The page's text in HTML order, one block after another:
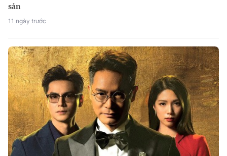
sản
11 ngày trước